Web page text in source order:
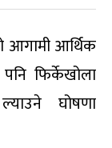
आगामी आर्थिक
फिर्केखोला
घोषणा